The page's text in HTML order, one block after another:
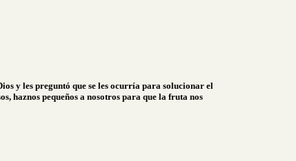
y les preguntó que se les ocurría para solucionar el
haznos pequeños a nosotros para que la fruta nos